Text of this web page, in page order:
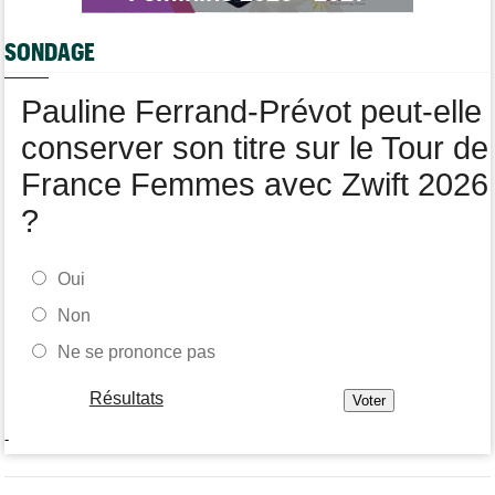
Web-série : "Course toujours, dans les coulisses de la FDJ
SONDAGE
Pauline Ferrand-Prévot peut-elle
conserver son titre sur le Tour de
France Femmes avec Zwift 2026
?
Oui
Non
Ne se prononce pas
Résultats
-